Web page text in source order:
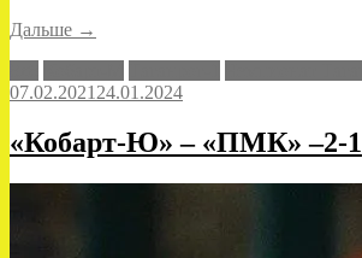
Дальше «Матч
→
07.02.2021 24.01.2024
«Кобарт-Ю» – «ПМК» –2-1